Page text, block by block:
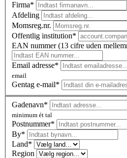
Firma*
Afdeling
Momsreg.nr.
Offentlig institution*
EAN nummer (13 cifre uden
Email adresse*
email
Gentag e-mail*
Gadenavn*
minimum ét tal
Postnummer*
By*
Land*
Region